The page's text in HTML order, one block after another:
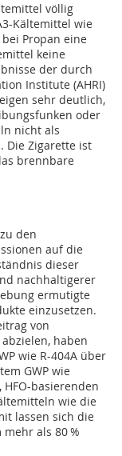
völlig
Kältemittel wie
Propan eine
keine
der durch
Institute (AHRI)
sehr deutlich,
oder
nicht als
Die Zigarette ist
brennbare
den
auf die
dieser
nachhaltigerer
ermutigte
einzusetzen.
von
haben
wie R-404A über
GWP wie
HFO-basierenden
wie die
lassen sich die
als 80 %